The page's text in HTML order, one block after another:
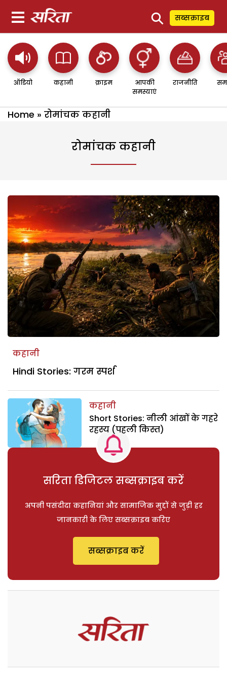
⚲ सब्सक्राइब
ऑडियो कहानी क्राइम
आपकी
समस्याएं
राजनीति
Home » रोमांचक कहानी
रोमांचक कहानी
कहानी
Hindi Stories: गरम स्पर्श
कहानी
Short Stories: नीली आंखों के गहरे
रहस्य (पहली किस्त)
सरिता डिजिटल सब्सक्राइब करें
अपनी पसंदीदा कहानियां और सामाजिक मुद्दों से जुड़ी हर
जानकारी के लिए सब्सक्राइब करिए
सब्सक्राइब करें